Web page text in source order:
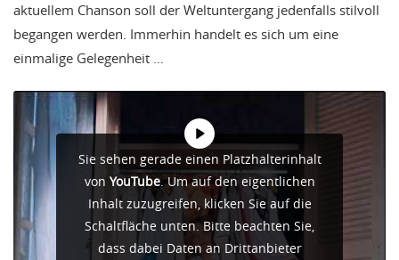
aktuellem Chanson soll der Weltuntergang jedenfalls stilvoll
begangen werden. Immerhin handelt es sich um eine
einmalige Gelegenheit …
Sie sehen gerade einen Platzhalterinhalt
von YouTube. Um auf den eigentlichen
Inhalt zuzugreifen, klicken Sie auf die
Schaltfläche unten. Bitte beachten Sie,
dass dabei Daten an Drittanbieter